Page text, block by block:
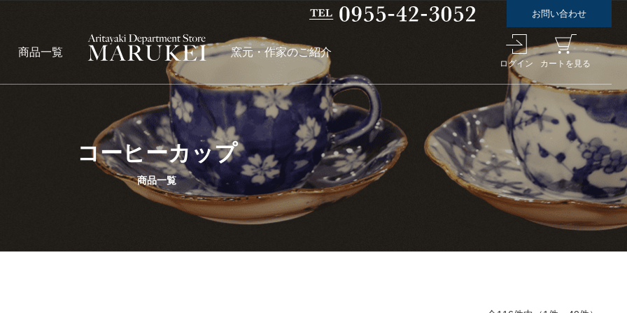
お問い合わせ
商品一覧 窯元・作家のご紹介
ログイン カートを見る
コーヒーカップ
商品一覧